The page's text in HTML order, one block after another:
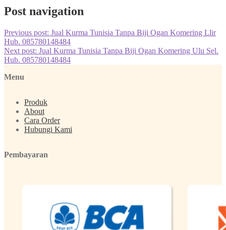
Post navigation
Previous post: Jual Kurma Tunisia Tanpa Biji Ogan Komering Llir
Hub. 085780148484
Next post: Jual Kurma Tunisia Tanpa Biji Ogan Komering Ulu Sel.
Hub. 085780148484
Menu
Produk
About
Cara Order
Hubungi Kami
Pembayaran